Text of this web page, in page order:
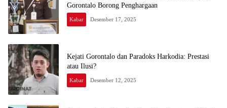
Gorontalo Borong Penghargaan
Kabar Desember 17, 2025
Kejati Gorontalo dan Paradoks Harkodia: Prestasi
atau Ilusi?
Kabar Desember 12, 2025